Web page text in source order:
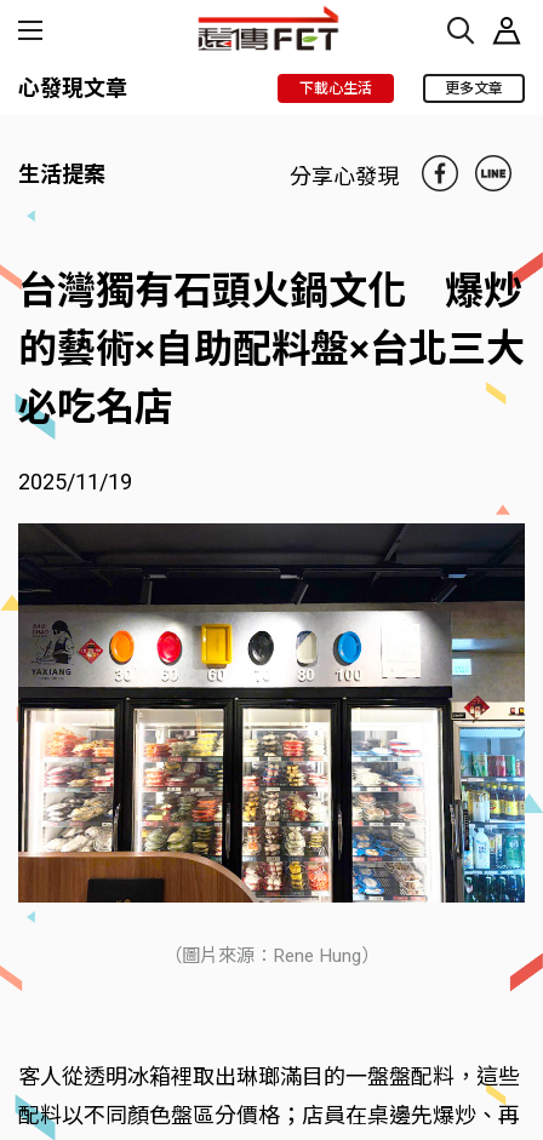
心發現文章 下載心生活 更多文章
生活提案 分享心發現
台灣獨有石頭火鍋文化 爆炒
的藝術×自助配料盤×台北三大
必吃名店
2025/11/19
（圖片來源：Rene Hung）
客人從透明冰箱裡取出琳瑯滿目的一盤盤配料，這些
配料以不同顏色盤區分價格；店員在桌邊先爆炒、再